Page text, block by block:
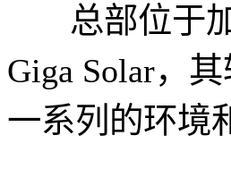
总部位于加
Giga Solar，
一系列的环境